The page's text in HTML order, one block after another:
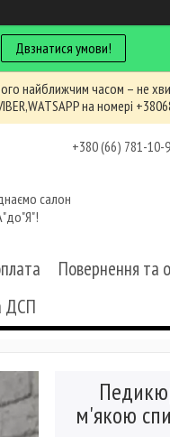
Двзнатися умови!
найближчим часом – не
на номері
+380 (66) 781-10-
салон
Повернення та
ДСП
м'якою